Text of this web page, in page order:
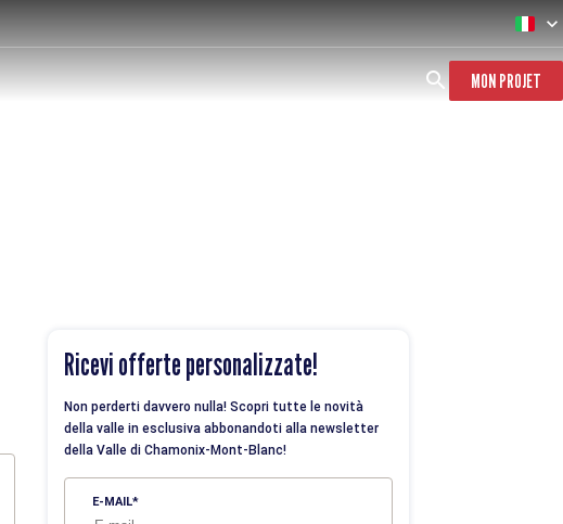
MON PROJET
Ricevi offerte personalizzate!
Non perderti davvero nulla! Scopri tutte le novità
della valle in esclusiva abbonandoti alla newsletter
della Valle di Chamonix-Mont-Blanc!
E-MAIL